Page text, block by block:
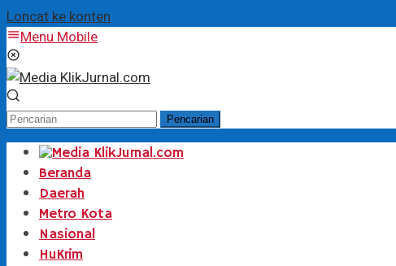
Loncat ke konten
Menu Mobile
Pencarian
Beranda
Daerah
Metro Kota
Nasional
HuKrim